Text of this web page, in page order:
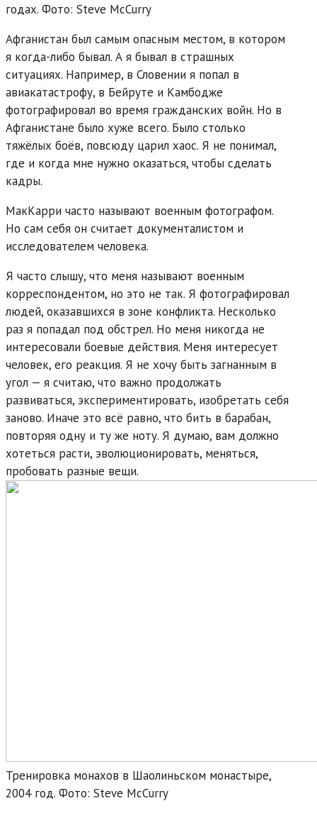
годах. Фото: Steve McCurry
Афганистан был самым опасным местом, в котором
я когда-либо бывал. А я бывал в страшных
ситуациях. Например, в Словении я попал в
авиакатастрофу, в Бейруте и Камбодже
фотографировал во время гражданских войн. Но в
Афганистане было хуже всего. Было столько
тяжёлых боёв, повсюду царил хаос. Я не понимал,
где и когда мне нужно оказаться, чтобы сделать
кадры.
МакКарри часто называют военным фотографом.
Но сам себя он считает документалистом и
исследователем человека.
Я часто слышу, что меня называют военным
корреспондентом, но это не так. Я фотографировал
людей, оказавшихся в зоне конфликта. Несколько
раз я попадал под обстрел. Но меня никогда не
интересовали боевые действия. Меня интересует
человек, его реакция. Я не хочу быть загнанным в
угол — я считаю, что важно продолжать
развиваться, экспериментировать, изобретать себя
заново. Иначе это всё равно, что бить в барабан,
повторяя одну и ту же ноту. Я думаю, вам должно
хотеться расти, эволюционировать, меняться,
пробовать разные вещи.
Тренировка монахов в Шаолиньском монастыре,
2004 год. Фото: Steve McCurry